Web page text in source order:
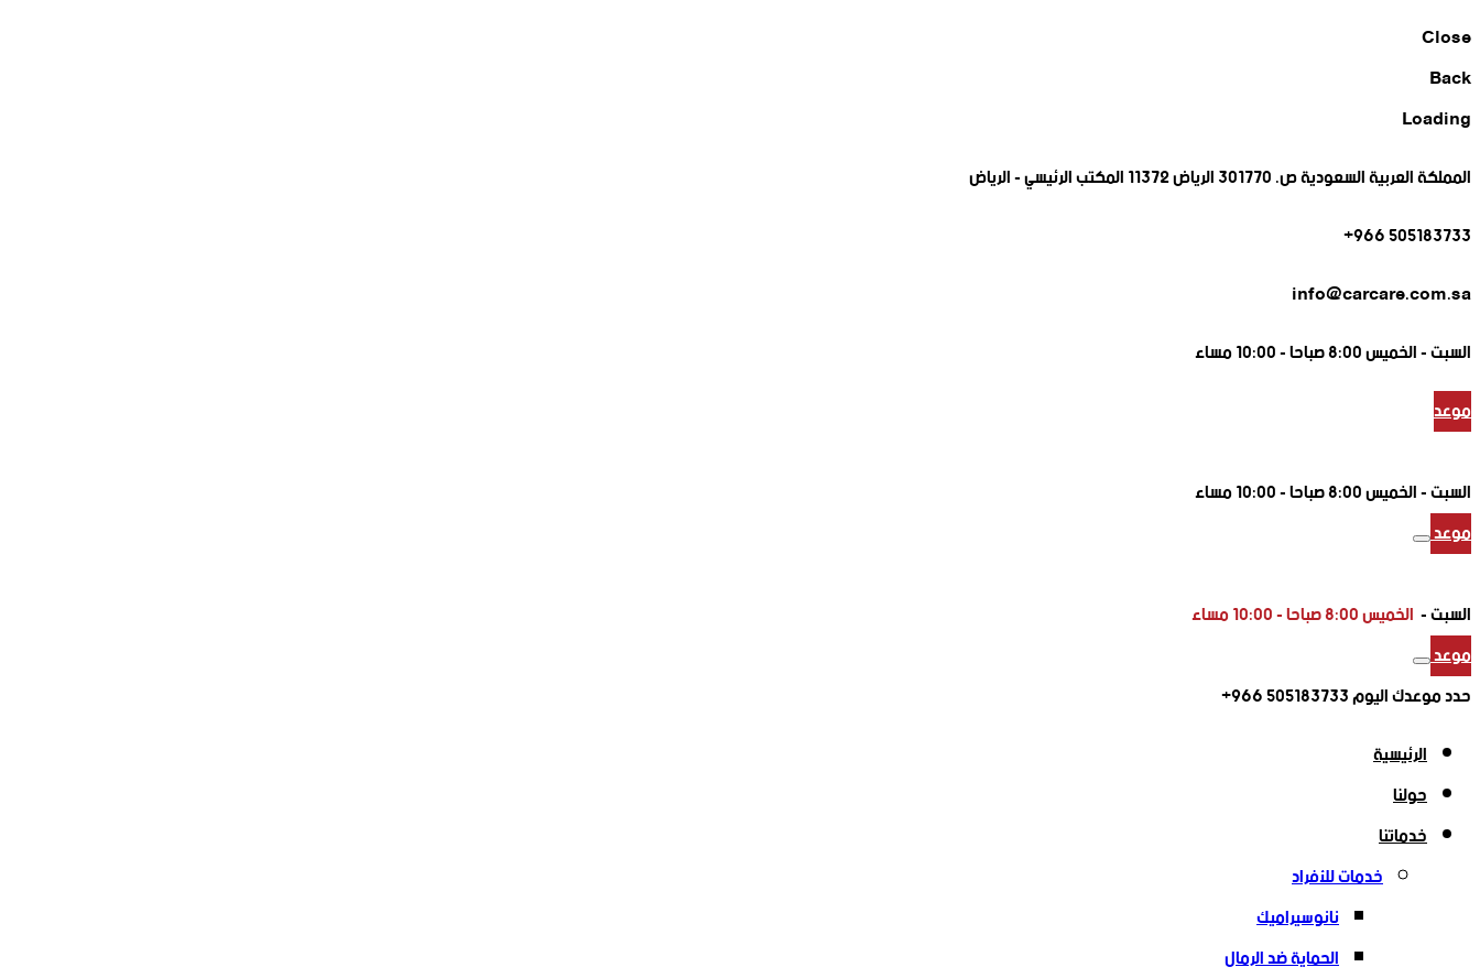
Close
Back
Loading
المملكة العربية السعودية ص. 301770 الرياض 11372 المكتب الرئيسي - الرياض
505183733 966+
info@carcare.com.sa
السبت -الخميس 8:00 صباحا - 10:00 مساء
موعد
السبت -الخميس 8:00 صباحا - 10:00 مساء
موعد
السبت -الخميس 8:00 صباحا - 10:00 مساء
موعد
حدد موعدك اليوم505183733 966+
الرئيسية
حولنا
خدماتنا
خدمات للأفراد
نانوسيراميك
الحماية ضد الرمال